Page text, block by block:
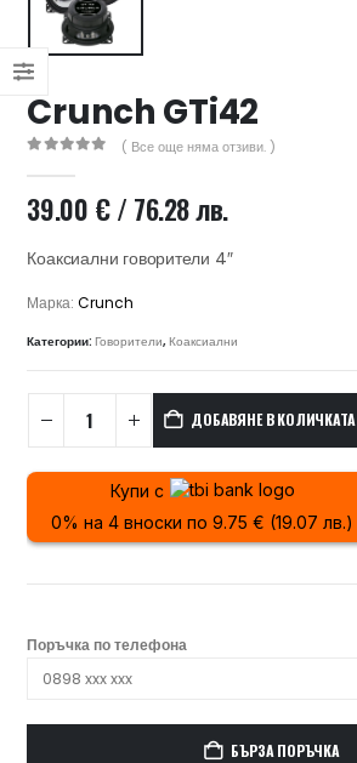
Crunch GTi42
( Все още няма отзиви. )
39.00 €/ 76.28 лв.
Коаксиални говорители 4″
Марка:Crunch
Категории:Говорители,Коаксиални
ДОБАВЯНЕ В КОЛИЧКАТА
Купи с
0% на 4 вноски по 9.75 € (19.07 лв.)
Поръчка по телефона
БЪРЗА ПОРЪЧКА